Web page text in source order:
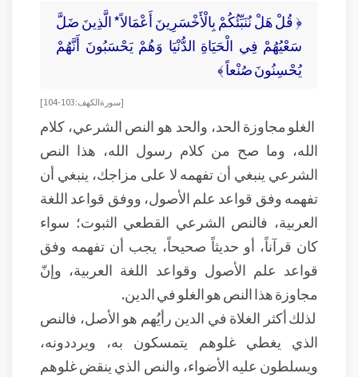
﴿ قُلْ هَلْ نُنَبِّئُكُمْ بِالْأَخْسَرِينَ أَعْمَالاً* الَّذِينَ ضَلَّ
سَعْيُهُمْ فِي الْحَيَاةِ الدُّنْيَا وَهُمْ يَحْسَبُونَ أَنَّهُمْ
يُحْسِنُونَ صُنْعاً ﴾
[ سورة الكهف: 103-104 ]
الغلو مجاوزة الحد، والحد هو النص الشرعي، كلام
الله، وما صح من كلام رسول الله، هذا النص
الشرعي ينبغي أن تفهمه لا على مزاجك، ينبغي أن
تفهمه وفق قواعد علم الأصول، ووفق قواعد اللغة
العربية، فالنص الشرعي القطعي الثبوت؛ سواء
كان قرآناً، أو حديثاً صحيحاً، يجب أن تفهمه وفق
قواعد علم الأصول وقواعد اللغة العربية، وإنّ
مجاوزة هذا النص هو الغلو في الدين.
لذلك أكثر الغلاة في الدين رأيُهم هو الأصل، فالنص
الذي يغطي غلوهم يتمسكون به، ويرددونه،
ويسلطون عليه الأضواء، والنص الذي ينقض غلوهم